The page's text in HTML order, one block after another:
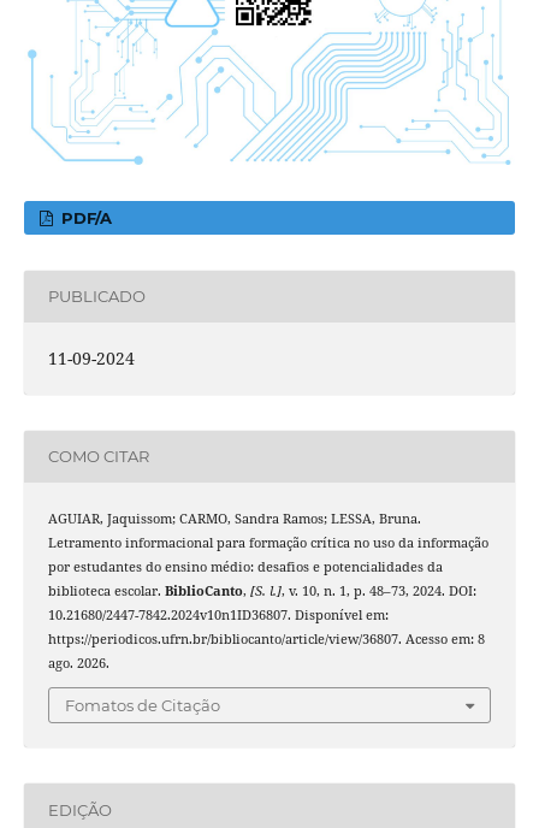
PDF/A
PUBLICADO
11-09-2024
COMO CITAR
AGUIAR, Jaquissom; CARMO, Sandra Ramos; LESSA, Bruna.
Letramento informacional para formação crítica no uso da informação
por estudantes do ensino médio: desafios e potencialidades da
biblioteca escolar. BiblioCanto, [S. l.], v. 10, n. 1, p. 48–73, 2024. DOI:
10.21680/2447-7842.2024v10n1ID36807. Disponível em:
https://periodicos.ufrn.br/bibliocanto/article/view/36807. Acesso em: 8
ago. 2026.
Fomatos de Citação
EDIÇÃO